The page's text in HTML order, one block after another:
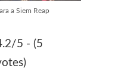
a Siem Reap
5 - (5